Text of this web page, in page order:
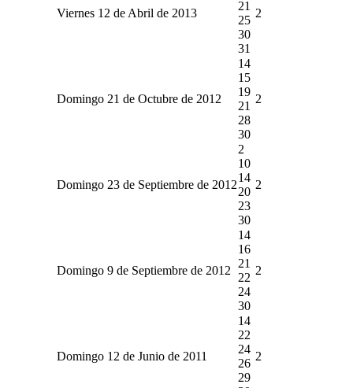
Viernes 12 de Abril de 2013
21
25
30
31
2
Domingo 21 de Octubre de 2012
14
15
19
21
28
30
2
Domingo 23 de Septiembre de 2012
2
10
14
20
23
30
2
Domingo 9 de Septiembre de 2012
14
16
21
22
24
30
2
Domingo 12 de Junio de 2011
14
22
24
26
29
2